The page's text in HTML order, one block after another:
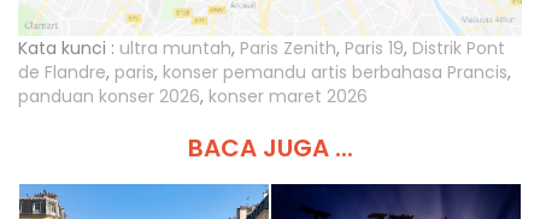
Kata kunci : ultra muntah, Paris Zenith, Paris 19, Distrik Pont
de Flandre, paris, konser pemandu artis berbahasa Prancis,
panduan konser 2026, konser maret 2026
BACA JUGA ...